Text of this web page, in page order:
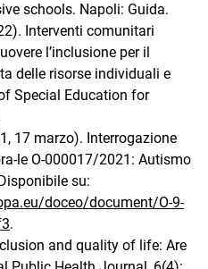
schools. Napoli: Guida.
Interventi comunitari
l’inclusione per il
delle risorse individuali e
Special Education for
17 marzo). Interrogazione
le O-000017/2021: Autismo
su:
doceo/document/O-9-
.
and quality of life: Are